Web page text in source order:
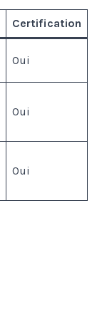
Certification
Oui
Oui
Oui